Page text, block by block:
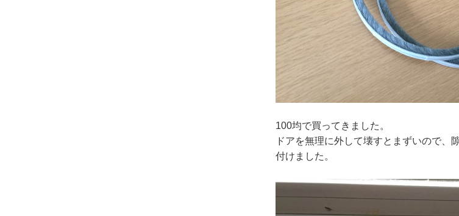
100均で買ってきました。
ドアを無理に外して壊すとまずいので、
付けました。